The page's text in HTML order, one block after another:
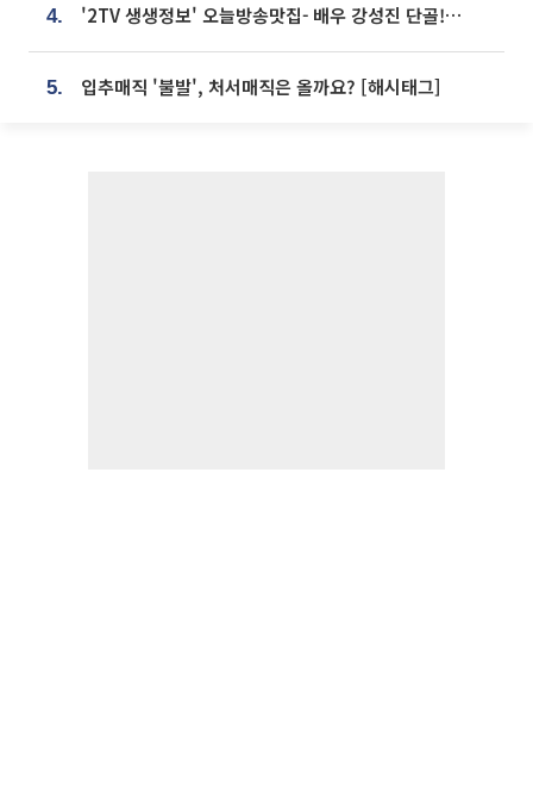
4. '2TV 생생정보' 오늘방송맛집- 배우 강성진 단골! 쌀국수ㆍ푸팟퐁 커리 맛집 '블○○○'
5. 입추매직 '불발', 처서매직은 올까요? [해시태그]